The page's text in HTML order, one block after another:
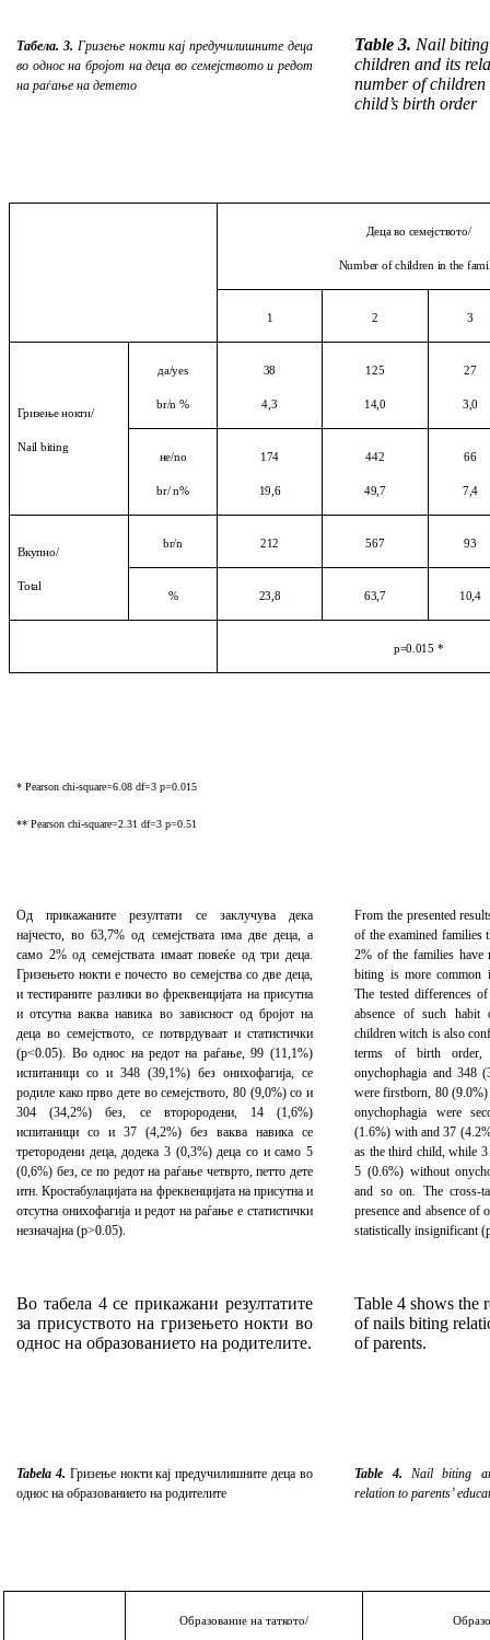
Табела. 3. Гризење нокти кај предучилишните деца
во однос на бројот на деца во семејството и редот
на раѓање на детето
Table 3. Nail
children and its
number of
child’s birth order
Деца во семејството/
Number of children in the
1 2 3
Гризење нокти/
Nail biting
да/yes
br/n %
38
4,3
125
14,0
27
3,0
не/no
br/ n%
174
19,6
442
49,7
66
7,4
Вкупно/
Total
br/n 212 567 93
% 23,8 63,7 10,4
р=0.015 *
* Pearson chi-square=6.08 df=3 p=0.015
** Pearson chi-square=2.31 df=3 p=0.51
Од прикажаните резултати се заклучува дека
најчесто, во 63,7% од семејствата има две деца, а
само 2% од семејствата имаат повеќе од три деца.
Гризењето нокти е почесто во семејства со две деца,
и тестираните разлики во фреквенцијата на присутна
и отсутна ваква навика во зависност од бројот на
деца во семејството, се потврдуваат и статистички
(p<0.05). Во однос на редот на раѓање, 99 (11,1%)
испитаници со и 348 (39,1%) без онихофагија, се
родиле како прво дете во семејството, 80 (9,0%) со и
304 (34,2%) без, се второродени, 14 (1,6%)
испитаници со и 37 (4,2%) без ваква навика се
третородени деца, додека 3 (0,3%) деца со и само 5
(0,6%) без, се по редот на раѓање четврто, петто дете
итн. Кростабулацијата на фреквенцијата на присутна и
отсутна онихофагија и редот на раѓање е статистички
незначајна (p>0.05).
Во табела 4 се прикажани резултатите
за присуството на гризењето нокти во
однос на образованието на родителите.
From the presented
of the examined families
2% of the families have
biting is more common
The tested differences
absence of such habit
children witch is also
terms of birth order,
onychophagia and 348
were firstborn, 80
onychophagia were
(1.6%) with and 37
as the third child, while
5 (0.6%) without
and so on. The cross-
presence and absence of
statistically insignificant
Table 4 shows the
of nails biting
of parents.
Tabela 4. Гризење нокти кај предучилишните деца во
однос на образованието на родителите
Table 4.
Nail biting
relation to parents’
Образование на таткото/